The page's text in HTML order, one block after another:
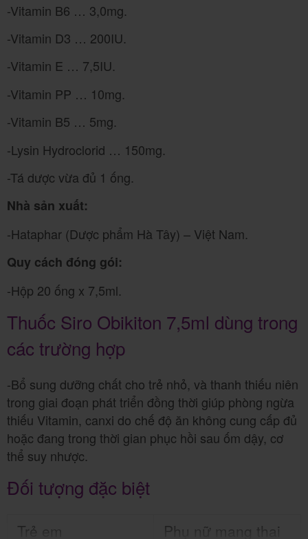
-Vitamin B6 … 3,0mg.
-Vitamin D3 … 200IU.
-Vitamin E … 7,5IU.
-Vitamin PP … 10mg.
-Vitamin B5 … 5mg.
-Lysin Hydroclorid … 150mg.
-Tá dược vừa đủ 1 ống.
Nhà sản xuất:
-Hataphar (Dược phẩm Hà Tây) – Việt Nam.
Quy cách đóng gói:
-Hộp 20 ống x 7,5ml.
Thuốc Siro Obikiton 7,5ml dùng trong
các trường hợp
-Bổ sung dưỡng chất cho trẻ nhỏ, và thanh thiếu niên
trong giai đoạn phát triển đồng thời giúp phòng ngừa
thiếu Vitamin, canxi do chế độ ăn không cung cấp đủ
hoặc đang trong thời gian phục hồi sau ốm dậy, cơ
thể suy nhược.
Đối tượng đặc biệt
Trẻ em Phụ nữ mang thai